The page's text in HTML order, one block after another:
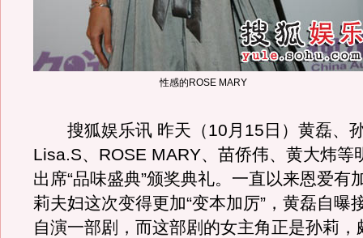
性感的ROSE MARY
搜狐娱乐讯 昨天（10月15日）黄磊、
Lisa.S、ROSE MARY、苗侨伟、黄大炜等
出席“品味盛典”颁奖典礼。一直以来恩爱有
莉夫妇这次变得更加“变本加厉”，黄磊自曝
自演一部剧，而这部剧的女主角正是孙莉，